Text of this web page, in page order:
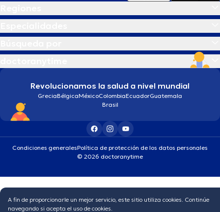
Revolucionamos la salud a nivel mundial
GreciaBélgicaMéxicoColombiaEcuadorGuatemala
Brasil
Condiciones generalesPolítica de protección de los datos personales
© 2026 doctoranytime
A fin de proporcionarle un mejor servicio, este sitio utiliza cookies. Continúe
navegando si acepta el uso de cookies.